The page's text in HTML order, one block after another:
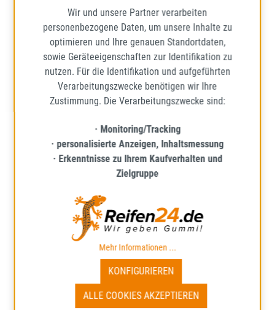
Regulärer Preis:
36,64 €
Preise inkl. MwSt. zzgl. Versandkosten
IN DEN WARENKORB
Wir und unsere Partner verarbeiten
personenbezogene Daten, um unsere Inhalte zu
optimieren und Ihre genauen Standortdaten,
sowie Geräteeigenschaften zur Identifikation zu
nutzen. Für die Identifikation und aufgeführten
Verarbeitungszwecke benötigen wir Ihre
Zustimmung. Die Verarbeitungszwecke sind:
· Monitoring/Tracking
· personalisierte Anzeigen, Inhaltsmessung
· Erkenntnisse zu Ihrem Kaufverhalten und
Zielgruppe
Mehr Informationen ...
KONFIGURIEREN
ALLE COOKIES AKZEPTIEREN